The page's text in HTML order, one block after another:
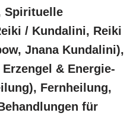
Spirituelle
/ Kundalini, Reiki
Jnana Kundalini),
& Energie-
Fernheilung,
für